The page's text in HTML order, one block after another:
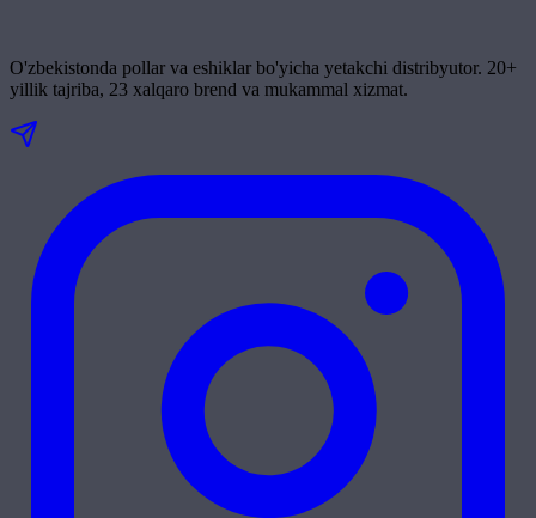
O'zbekistonda pollar va eshiklar bo'yicha yetakchi distribyutor. 20+
yillik tajriba, 23 xalqaro brend va mukammal xizmat.